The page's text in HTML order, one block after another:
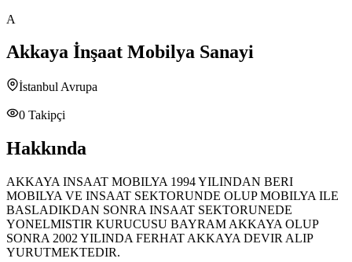
A
Akkaya İnşaat Mobilya Sanayi
İstanbul Avrupa
0 Takipçi
Hakkında
AKKAYA INSAAT MOBILYA 1994 YILINDAN BERI
MOBILYA VE INSAAT SEKTORUNDE OLUP MOBILYA ILE
BASLADIKDAN SONRA INSAAT SEKTORUNEDE
YONELMISTIR KURUCUSU BAYRAM AKKAYA OLUP
SONRA 2002 YILINDA FERHAT AKKAYA DEVIR ALIP
YURUTMEKTEDIR.